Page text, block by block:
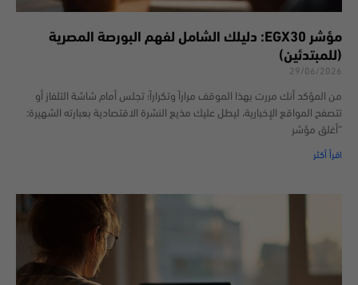
مؤشر EGX30: دليلك الشامل لفهم البورصة المصرية
(للمبتدئين)
29/06/2026
من المؤكد أنك مررت بهذا الموقف مراراً وتكراراً؛ تجلس أمام شاشة التلفاز أو
تتصفح المواقع الإخبارية، ليطل عليك مذيع النشرة الاقتصادية بعبارته الشهيرة:
“أغلق مؤشر
اقرأ أكثر